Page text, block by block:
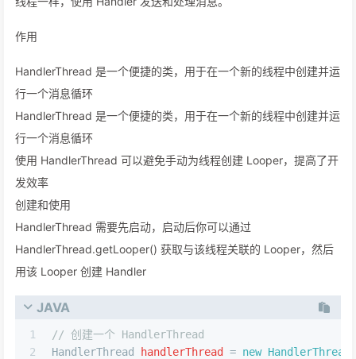
作用
HandlerThread 是一个便捷的类，用于在一个新的线程中创建并运
行一个消息循环
HandlerThread 是一个便捷的类，用于在一个新的线程中创建并运
行一个消息循环
使用 HandlerThread 可以避免手动为线程创建 Looper，提高了开
发效率
创建和使用
HandlerThread 需要先启动，启动后你可以通过
HandlerThread.getLooper() 获取与该线程关联的 Looper，然后
用该 Looper 创建 Handler
JAVA
1
2
// 创建一个 HandlerThread
HandlerThread
handlerThread = new HandlerThread